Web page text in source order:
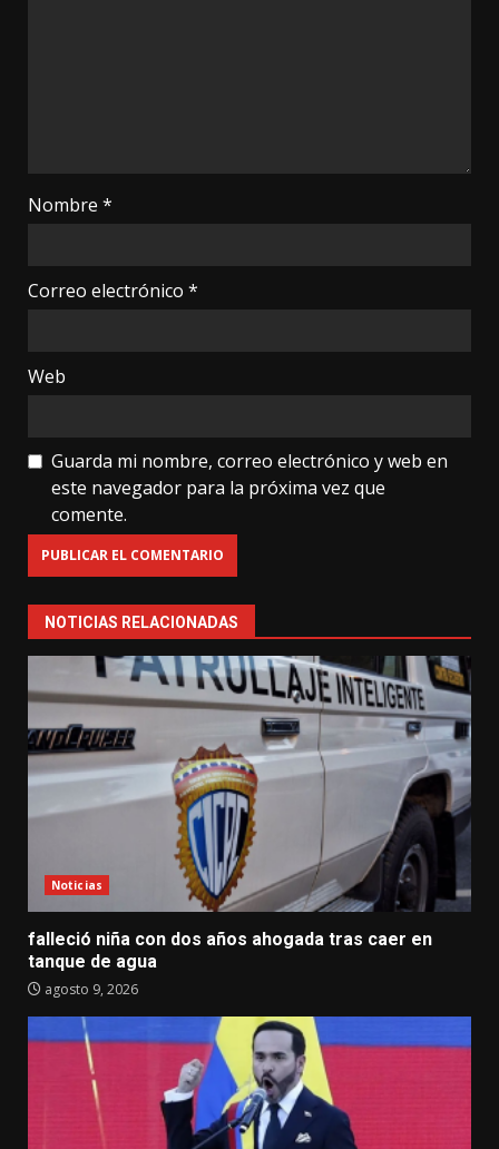
Nombre *
Correo electrónico *
Web
Guarda mi nombre, correo electrónico y web en
este navegador para la próxima vez que
comente.
NOTICIAS RELACIONADAS
Noticias
falleció niña con dos años ahogada tras caer en
tanque de agua
agosto 9, 2026